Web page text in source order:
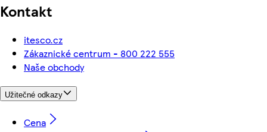
Kontakt
itesco.cz
Zákaznické centrum - 800 222 555
Naše obchody
Užitečné odkazy
Cena